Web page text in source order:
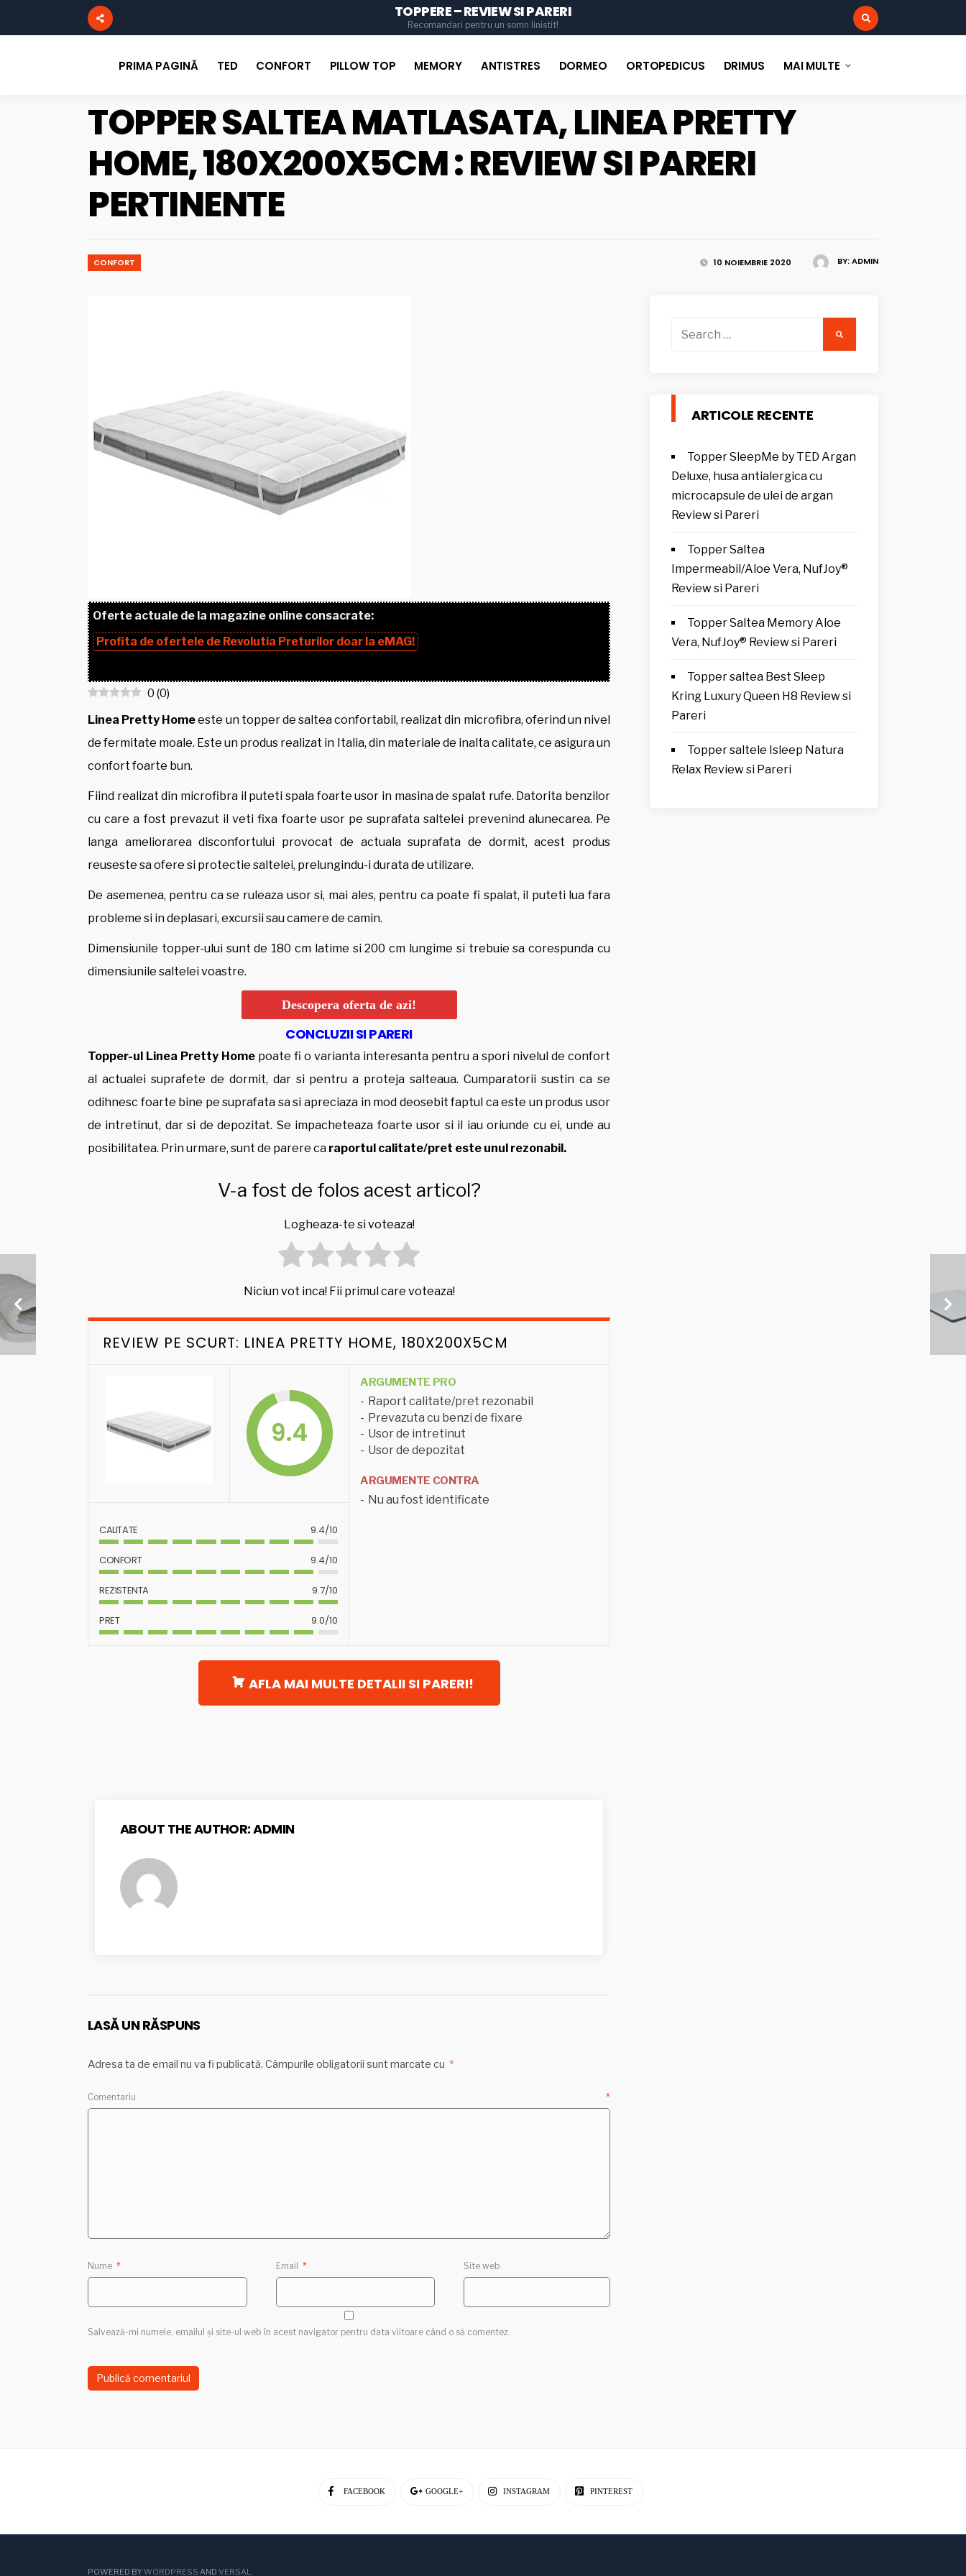
TOPPERE – REVIEW SI PARERI
Recomandari pentru un somn linistit!
PRIMA PAGINĂ TED CONFORT PILLOW TOP MEMORY ANTISTRES DORMEO ORTOPEDICUS DRIMUS MAI MULTE
TOPPER SALTEA MATLASATA, LINEA PRETTY
HOME, 180X200X5CM : REVIEW SI PARERI
PERTINENTE
BY:ADMIN
10 NOIEMBRIE 2020
CONFORT
Oferte actuale de la magazine online consacrate:
Profita de ofertele de Revolutia Preturilor doar la eMAG!
0 (0)
Linea Pretty Homeeste un topper de saltea confortabil, realizat din microfibra, oferind un nivel
de fermitate moale. Este un produs realizat in Italia, din materiale de inalta calitate, ce asigura un
confort foarte bun.
Fiind realizat din microfibra il puteti spala foarte usor in masina de spalat rufe. Datorita benzilor
cu care a fost prevazut il veti fixa foarte usor pe suprafata saltelei prevenind alunecarea. Pe
langa ameliorarea disconfortului provocat de actuala suprafata de dormit, acest produs
reuseste sa ofere si protectie saltelei, prelungindu-i durata de utilizare.
De asemenea, pentru ca se ruleaza usor si, mai ales, pentru ca poate fi spalat, il puteti lua fara
probleme si in deplasari, excursii sau camere de camin.
Dimensiunile topper-ului sunt de 180 cm latime si 200 cm lungime si trebuie sa corespunda cu
dimensiunile saltelei voastre.
Descopera oferta de azi!
CONCLUZII SI PARERI
Topper-ul Linea Pretty Home poate fi o varianta interesanta pentru a spori nivelul de confort
al actualei suprafete de dormit, dar si pentru a proteja salteaua. Cumparatorii sustin ca se
odihnesc foarte bine pe suprafata sa si apreciaza in mod deosebit faptul ca este un produs usor
de intretinut, dar si de depozitat. Se impacheteaza foarte usor si il iau oriunde cu ei, unde au
posibilitatea. Prin urmare, sunt de parere ca raportul calitate/pret este unul rezonabil.
V-a fost de folos acest articol?
Logheaza-te si voteaza!
Niciun vot inca! Fii primul care voteaza!
REVIEW PE SCURT: LINEA PRETTY HOME, 180X200X5CM
9.4
CALITATE 9.4/10
CONFORT 9.4/10
REZISTENTA 9.7/10
PRET 9.0/10
ARGUMENTE PRO
Raport calitate/pret rezonabil
Prevazuta cu benzi de fixare
Usor de intretinut
Usor de depozitat
ARGUMENTE CONTRA
Nu au fost identificate
AFLA MAI MULTE DETALII SI PARERI!
ABOUT THE AUTHOR:ADMIN
LASĂ UN RĂSPUNS
Adresa ta de email nu va fi publicată. Câmpurile obligatorii sunt marcate cu *
Comentariu *
Nume * Email * Site web
Salvează-mi numele, emailul și site-ul web în acest navigator pentru data viitoare când o să comentez.
ARTICOLE RECENTE
Topper SleepMe by TED Argan
Deluxe, husa antialergica cu
microcapsule de ulei de argan
Review si Pareri
Topper Saltea
Impermeabil/Aloe Vera, NufJoy®
Review si Pareri
Topper Saltea Memory Aloe
Vera, NufJoy® Review si Pareri
Topper saltea Best Sleep
Kring Luxury Queen H8 Review si
Pareri
Topper saltele Isleep Natura
Relax Review si Pareri
FACEBOOK GOOGLE+ INSTAGRAM PINTEREST
POWERED BYWORDPRESS AND VERSAL